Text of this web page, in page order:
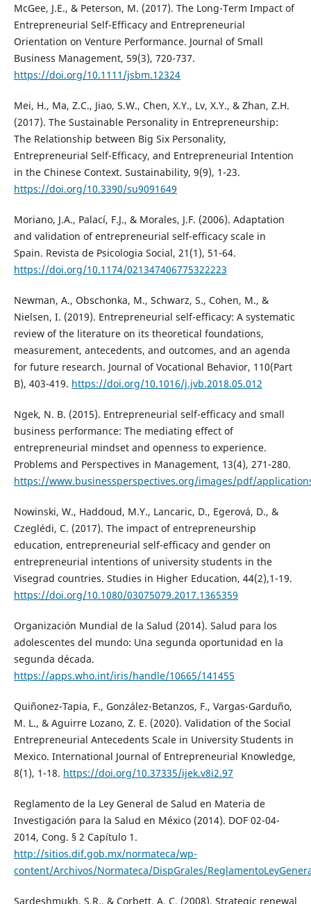
McGee, J.E., & Peterson, M. (2017). The Long-Term Impact of
Entrepreneurial Self-Efficacy and Entrepreneurial
Orientation on Venture Performance. Journal of Small
Business Management, 59(3), 720-737.
https://doi.org/10.1111/jsbm.12324
Mei, H., Ma, Z.C., Jiao, S.W., Chen, X.Y., Lv, X.Y., & Zhan, Z.H.
(2017). The Sustainable Personality in Entrepreneurship:
The Relationship between Big Six Personality,
Entrepreneurial Self-Efficacy, and Entrepreneurial Intention
in the Chinese Context. Sustainability, 9(9), 1-23.
https://doi.org/10.3390/su9091649
Moriano, J.A., Palací, F.J., & Morales, J.F. (2006). Adaptation
and validation of entrepreneurial self-efficacy scale in
Spain. Revista de Psicologia Social, 21(1), 51-64.
https://doi.org/10.1174/021347406775322223
Newman, A., Obschonka, M., Schwarz, S., Cohen, M., &
Nielsen, I. (2019). Entrepreneurial self-efficacy: A systematic
review of the literature on its theoretical foundations,
measurement, antecedents, and outcomes, and an agenda
for future research. Journal of Vocational Behavior, 110(Part
B), 403-419. https://doi.org/10.1016/j.jvb.2018.05.012
Ngek, N. B. (2015). Entrepreneurial self-efficacy and small
business performance: The mediating effect of
entrepreneurial mindset and openness to experience.
Problems and Perspectives in Management, 13(4), 271-280.
https://www.businessperspectives.org/images/pdf/
Nowinski, W., Haddoud, M.Y., Lancaric, D., Egerová, D., &
Czeglédi, C. (2017). The impact of entrepreneurship
education, entrepreneurial self-efficacy and gender on
entrepreneurial intentions of university students in the
Visegrad countries. Studies in Higher Education, 44(2),1-19.
https://doi.org/10.1080/03075079.2017.1365359
Organización Mundial de la Salud (2014). Salud para los
adolescentes del mundo: Una segunda oportunidad en la
segunda década.
https://apps.who.int/iris/handle/10665/141455
Quiñonez-Tapia, F., González-Betanzos, F., Vargas-Garduño,
M. L., & Aguirre Lozano, Z. E. (2020). Validation of the Social
Entrepreneurial Antecedents Scale in University Students in
Mexico. International Journal of Entrepreneurial Knowledge,
8(1), 1-18. https://doi.org/10.37335/ijek.v8i2.97
Reglamento de la Ley General de Salud en Materia de
Investigación para la Salud en México (2014). DOF 02-04-
2014, Cong. § 2 Capítulo 1.
http://sitios.dif.gob.mx/normateca/wp-
content/Archivos/Normateca/DispGrales/
Sardeshmukh, S.R., & Corbett, A. C. (2008). Strategic renewal